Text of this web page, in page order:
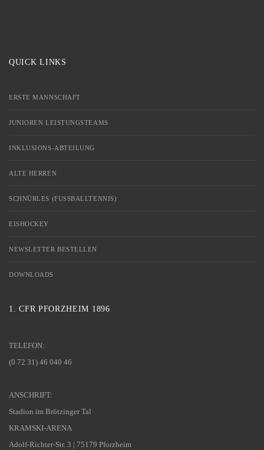
QUICK LINKS
ERSTE MANNSCHAFT
JUNIOREN LEISTUNGSTEAMS
INKLUSIONS-ABTEILUNG
ALTE HERREN
SCHNÜRLES (FUSSBALLTENNIS)
EISHOCKEY
NEWSLETTER BESTELLEN
DOWNLOADS
1. CFR PFORZHEIM 1896
TELEFON:
(0 72 31) 46 040 46
ANSCHRIFT:
Stadion im Brötzinger Tal
KRAMSKI-ARENA
Adolf-Richter-Str. 3 | 75179 Pforzheim